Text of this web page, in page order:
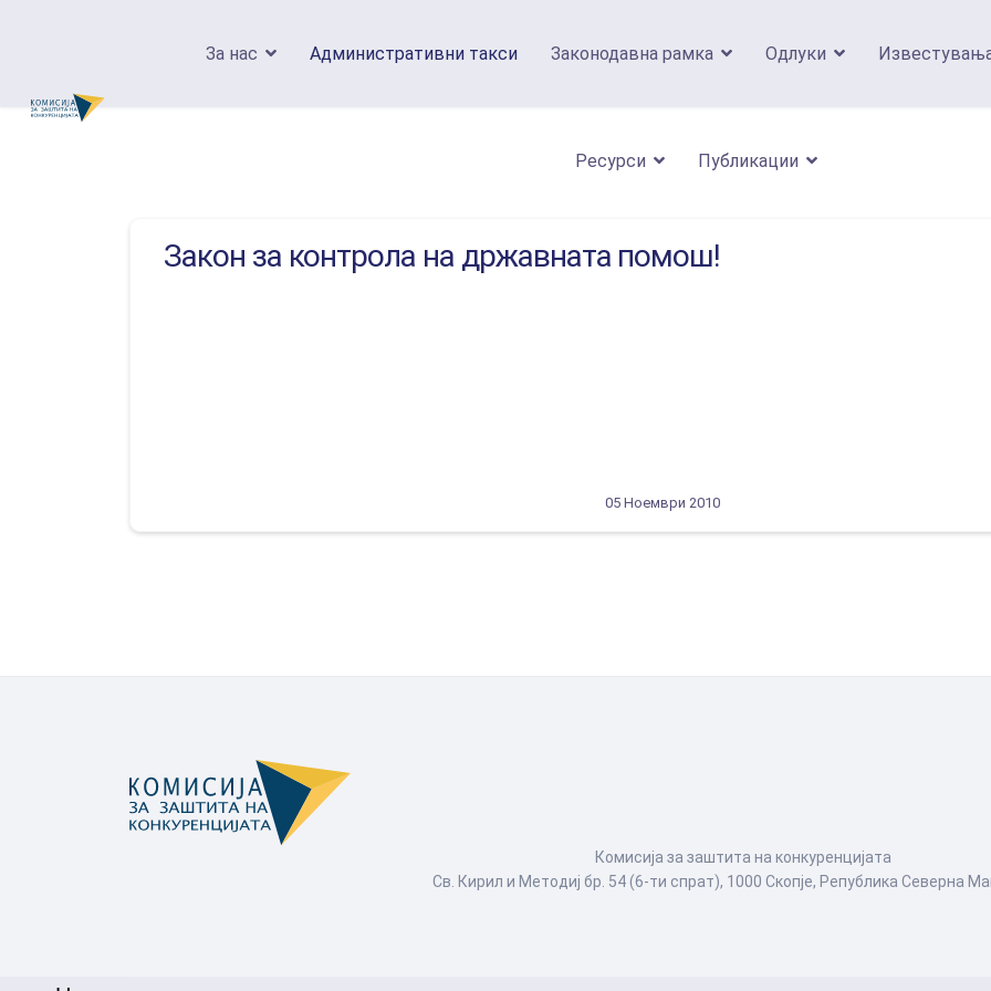
За нас Административни такси Законодавна рамка Одлуки
Ресурси Публикации
Закон за контрола на државната помош!
05 Ноември 2010
Комисија за заштита на конкуренцијата
Св. Кирил и Методиј бр. 54 (6-ти спрат), 1000 Скопје, Република Северна